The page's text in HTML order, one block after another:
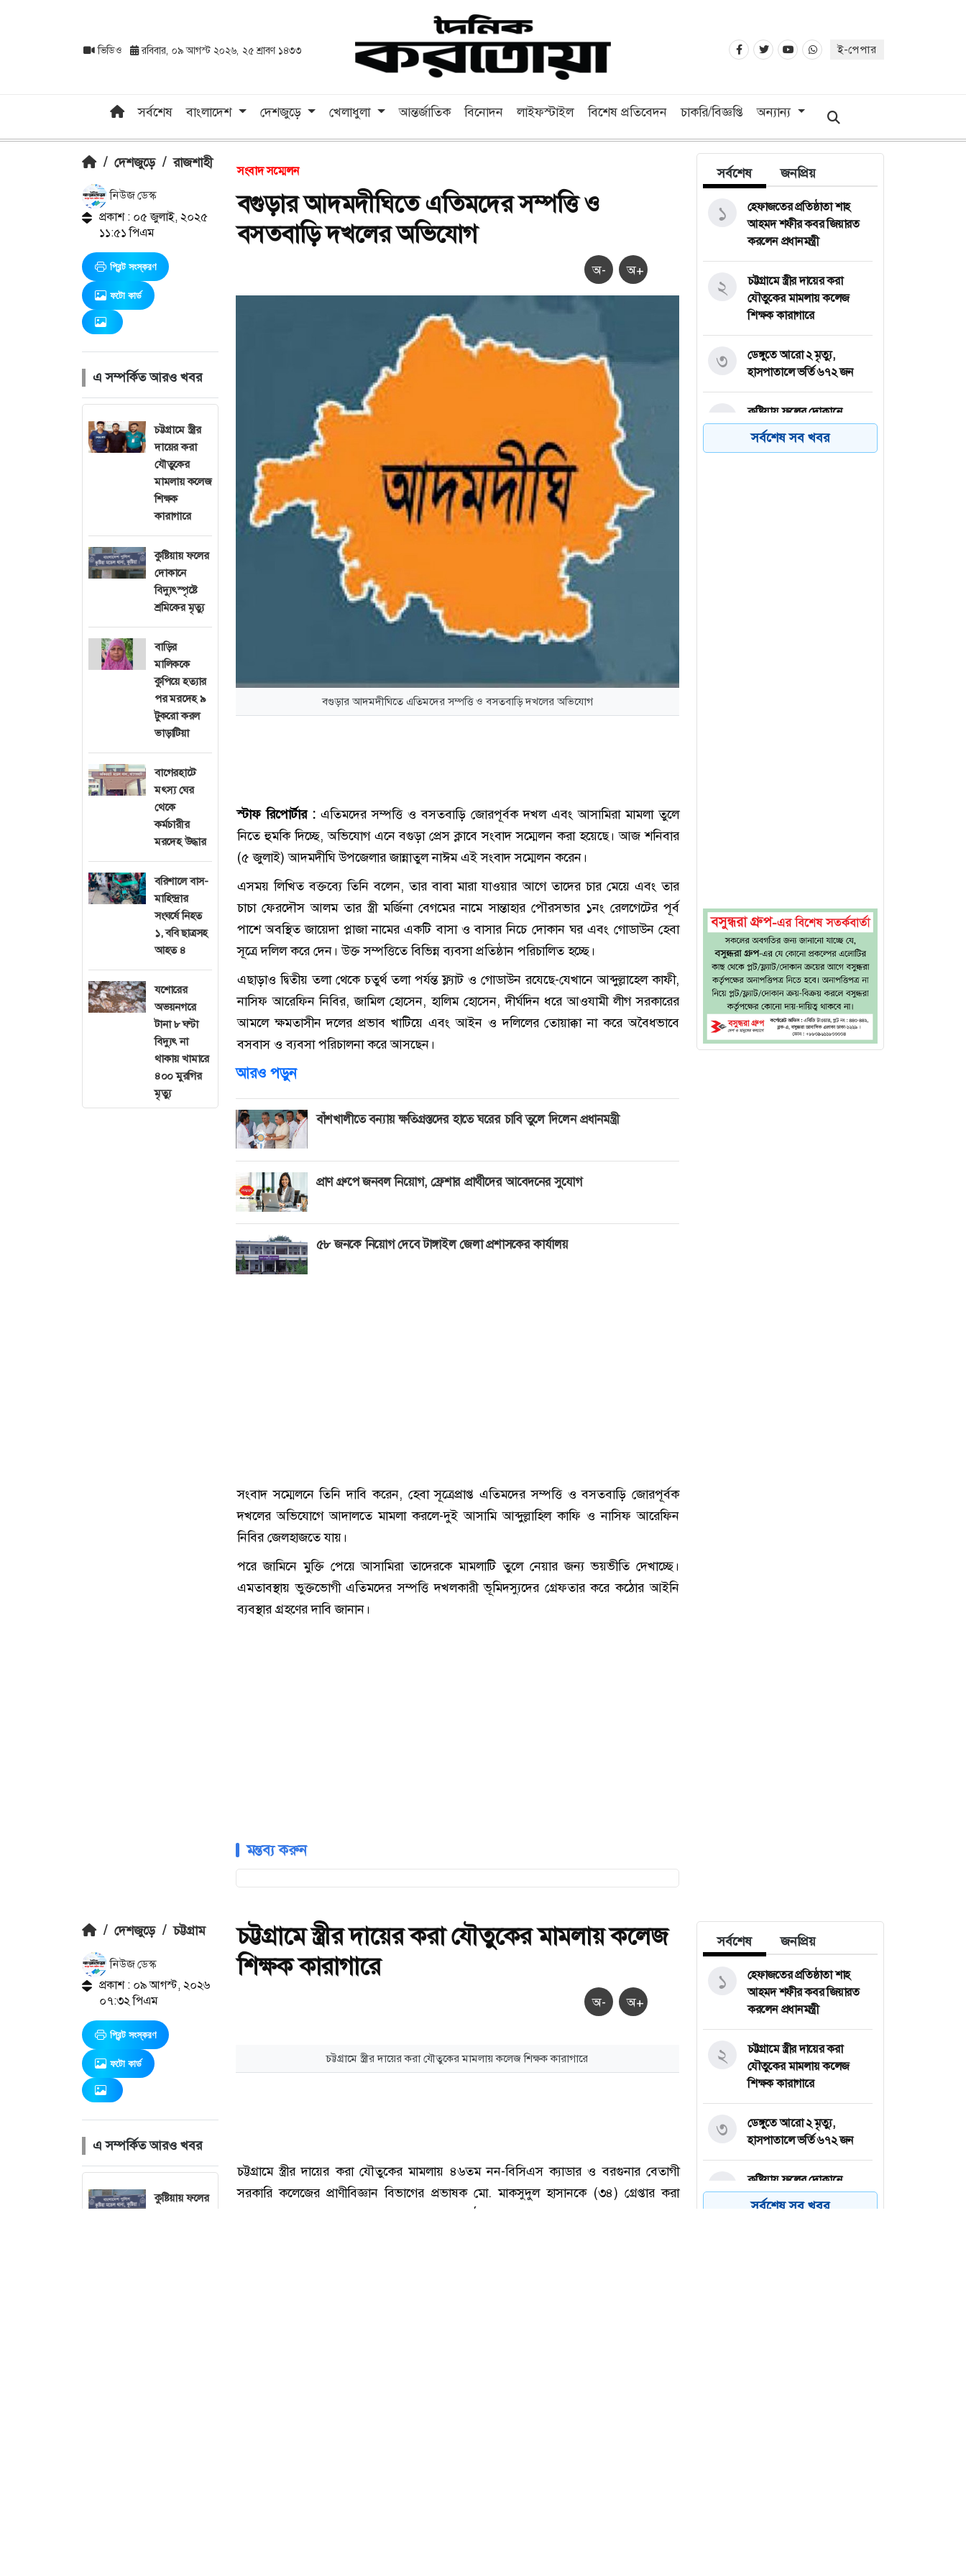
ভিডিও রবিবার, ০৯ আগস্ট ২০২৬, ২৫ শ্রাবণ ১৪৩৩ ই-পেপার
সর্বশেষ বাংলাদেশ দেশজুড়ে খেলাধুলা আন্তর্জাতিক বিনোদন লাইফস্টাইল বিশেষ প্রতিবেদন চাকরি/বিজ্ঞপ্তি অন্যান্য
/ দেশজুড়ে / রাজশাহী
নিউজ ডেস্ক
প্রকাশ : ০৫ জুলাই, ২০২৫
১১:৫১ পিএম
প্রিন্ট সংস্করণ
ফটো কার্ড
এ সম্পর্কিত আরও খবর
চট্টগ্রামে স্ত্রীর
দায়ের করা
যৌতুকের
মামলায় কলেজ
শিক্ষক
কারাগারে
কুষ্টিয়ায় ফলের
দোকানে
বিদ্যুৎস্পৃষ্টে
শ্রমিকের মৃত্যু
বাড়ির
মালিককে
কুপিয়ে হত্যার
পর মরদেহ ৯
টুকরো করল
ভাড়াটিয়া
বাগেরহাটে
মৎস্য ঘের
থেকে
কর্মচারীর
মরদেহ উদ্ধার
বরিশালে বাস-
মাহিন্দ্রার
সংঘর্ষে নিহত
১, ববি ছাত্রসহ
আহত ৪
যশোরের
অভয়নগরে
টানা ৮ ঘণ্টা
বিদ্যুৎ না
থাকায় খামারে
৪০০ মুরগির
মৃত্যু
সংবাদ সম্মেলন
বগুড়ার আদমদীঘিতে এতিমদের সম্পত্তি ও
বসতবাড়ি দখলের অভিযোগ
অ- অ+
বগুড়ার আদমদীঘিতে এতিমদের সম্পত্তি ও বসতবাড়ি দখলের অভিযোগ
স্টাফ রিপোর্টার :এতিমদের সম্পত্তি ও বসতবাড়ি জোরপূর্বক দখল এবং আসামিরা মামলা তুলে
নিতে হুমকি দিচ্ছে, অভিযোগ এনে বগুড়া প্রেস ক্লাবে সংবাদ সম্মেলন করা হয়েছে। আজ শনিবার
(৫ জুলাই) আদমদীঘি উপজেলার জান্নাতুল নাঈম এই সংবাদ সম্মেলন করেন।
এসময় লিখিত বক্তব্যে তিনি বলেন, তার বাবা মারা যাওয়ার আগে তাদের চার মেয়ে এবং তার
চাচা ফেরদৌস আলম তার স্ত্রী মর্জিনা বেগমের নামে সান্তাহার পৌরসভার ১নং রেলগেটের পূর্ব
পাশে অবস্থিত জায়েদা প্লাজা নামের একটি বাসা ও বাসার নিচে দোকান ঘর এবং গোডাউন হেবা
সূত্রে দলিল করে দেন। উক্ত সম্পত্তিতে বিভিন্ন ব্যবসা প্রতিষ্ঠান পরিচালিত হচ্ছে।
এছাড়াও দ্বিতীয় তলা থেকে চতুর্থ তলা পর্যন্ত ফ্ল্যাট ও গোডাউন রযেছে-যেখানে আব্দুল্লাহেল কাফী,
নাসিফ আরেফিন নিবির, জামিল হোসেন, হালিম হোসেন, দীর্ঘদিন ধরে আওযামী লীগ সরকারের
আমলে ক্ষমতাসীন দলের প্রভাব খাটিয়ে এবং আইন ও দলিলের তোয়াক্কা না করে অবৈধভাবে
বসবাস ও ব্যবসা পরিচালনা করে আসছেন।
আরও পড়ুন
বাঁশখালীতে বন্যায় ক্ষতিগ্রস্তদের হাতে ঘরের চাবি তুলে দিলেন প্রধানমন্ত্রী
প্রাণ গ্রুপে জনবল নিয়োগ, ফ্রেশার প্রার্থীদের আবেদনের সুযোগ
৫৮ জনকে নিয়োগ দেবে টাঙ্গাইল জেলা প্রশাসকের কার্যালয়
সংবাদ সম্মেলনে তিনি দাবি করেন, হেবা সূত্রেপ্রাপ্ত এতিমদের সম্পত্তি ও বসতবাড়ি জোরপূর্বক
দখলের অভিযোগে আদালতে মামলা করলে-দুই আসামি আব্দুল্লাহিল কাফি ও নাসিফ আরেফিন
নিবির জেলহাজতে যায়।
পরে জামিনে মুক্তি পেয়ে আসামিরা তাদেরকে মামলাটি তুলে নেয়ার জন্য ভয়ভীতি দেখাচ্ছে।
এমতাবস্থায় ভুক্তভোগী এতিমদের সম্পত্তি দখলকারী ভূমিদস্যুদের গ্রেফতার করে কঠোর আইনি
ব্যবস্থার গ্রহণের দাবি জানান।
মন্তব্য করুন
সর্বশেষ জনপ্রিয়
হেফাজতের প্রতিষ্ঠাতা শাহ
আহমদ শফীর কবর জিয়ারত
করলেন প্রধানমন্ত্রী
১
চট্টগ্রামে স্ত্রীর দায়ের করা
যৌতুকের মামলায় কলেজ
শিক্ষক কারাগারে
২
ডেঙ্গুতে আরো ২ মৃত্যু,
হাসপাতালে ভর্তি ৬৭২ জন
৩
কুষ্টিয়ায় ফলের দোকানে
বিদ্যুৎস্পৃষ্টে শ্রমিকের মৃত্যু
৪
সর্বশেষ সব খবর
/ দেশজুড়ে / চট্টগ্রাম
নিউজ ডেস্ক
প্রকাশ : ০৯ আগস্ট, ২০২৬
০৭:৩২ পিএম
প্রিন্ট সংস্করণ
ফটো কার্ড
এ সম্পর্কিত আরও খবর
কুষ্টিয়ায় ফলের
চট্টগ্রামে স্ত্রীর দায়ের করা যৌতুকের মামলায় কলেজ
শিক্ষক কারাগারে
অ- অ+
সর্বশেষ জনপ্রিয়
হেফাজতের প্রতিষ্ঠাতা শাহ
আহমদ শফীর কবর জিয়ারত
করলেন প্রধানমন্ত্রী
১
চট্টগ্রামে স্ত্রীর দায়ের করা
যৌতুকের মামলায় কলেজ
শিক্ষক কারাগারে
২
ডেঙ্গুতে আরো ২ মৃত্যু,
হাসপাতালে ভর্তি ৬৭২ জন
৩
কুষ্টিয়ায় ফলের দোকানে
বিদ্যুৎস্পৃষ্টে শ্রমিকের মৃত্যু
৪
সর্বশেষ সব খবর